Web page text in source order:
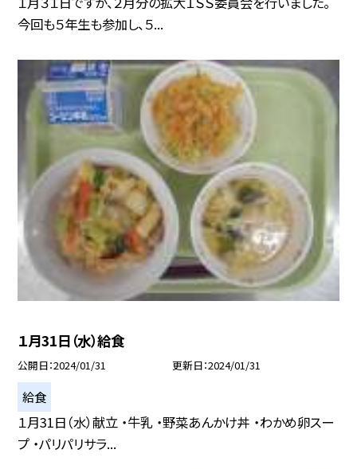
今回も５年生も参加し、５...
１月31日（水）給食
公開日 2024/01/31 更新日 2024/01/31
給食
１月31日（水）献立 ・牛乳 ・野菜あんかけ丼 ・わかめ卵スー
プ ・パリパリサラ...